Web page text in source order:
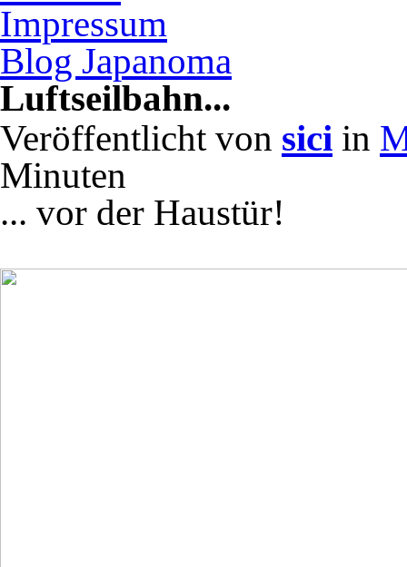
Impressum
Blog Japanoma
Luftseilbahn...
Veröffentlicht von sici in
Minuten
... vor der Haustür!